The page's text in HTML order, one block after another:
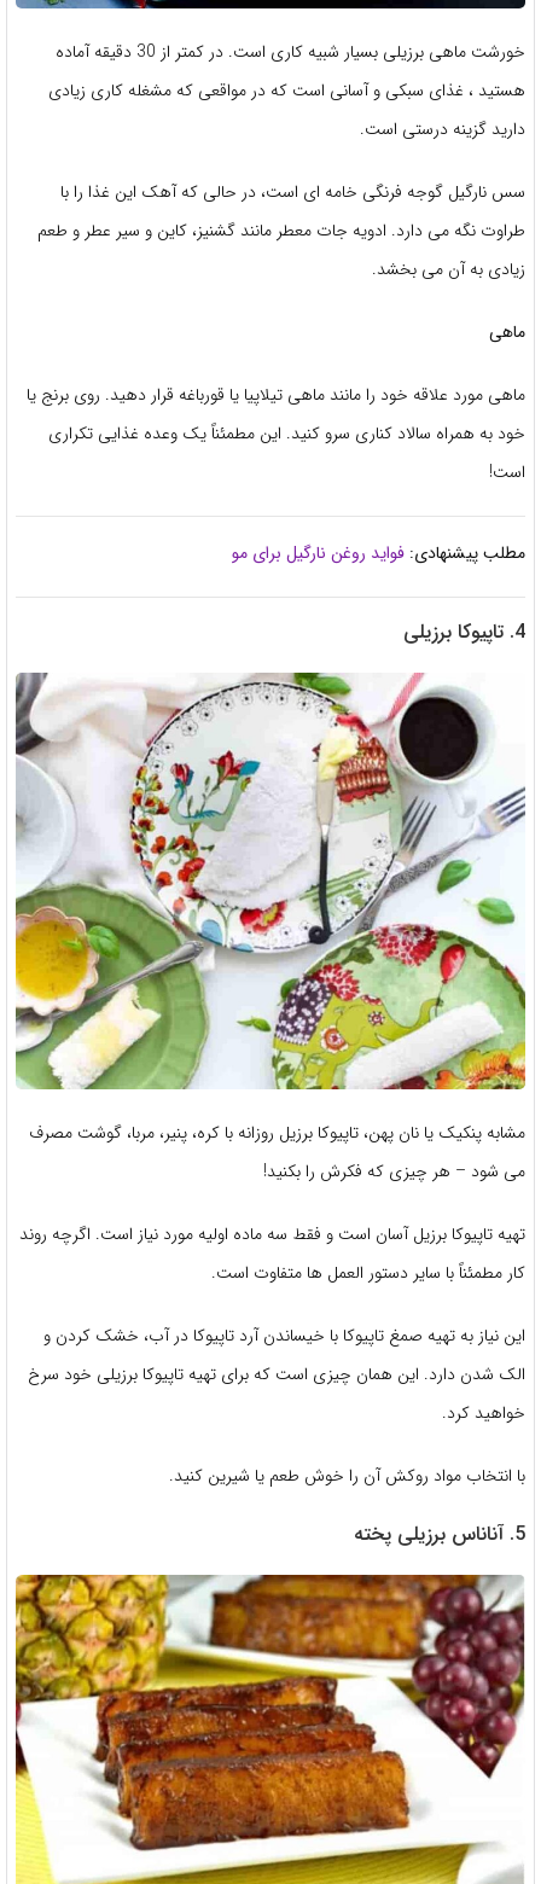
خورشت ماهی برزیلی بسیار شبیه کاری است. در کمتر از 30 دقیقه آماده
هستید ، غذای سبکی و آسانی است که در مواقعی که مشغله کاری زیادی
دارید گزینه درستی است.
سس نارگیل گوجه فرنگی خامه ای است، در حالی که آهک این غذا را با
طراوت نگه می دارد. ادویه جات معطر مانند گشنیز، کاین و سیر عطر و طعم
زیادی به آن می بخشد.
ماهی
ماهی مورد علاقه خود را مانند ماهی تیلاپیا یا قورباغه قرار دهید. روی برنج یا
خود به همراه سالاد کناری سرو کنید. این مطمئناً یک وعده غذایی تکراری
است!
مطلب پیشنهادی: فواید روغن نارگیل برای مو
4. تاپیوکا برزیلی
مشابه پنکیک یا نان پهن، تاپیوکا برزیل روزانه با کره، پنیر، مربا، گوشت مصرف
می شود – هر چیزی که فکرش را بکنید!
تهیه تاپیوکا برزیل آسان است و فقط سه ماده اولیه مورد نیاز است. اگرچه روند
کار مطمئناً با سایر دستور العمل ها متفاوت است.
این نیاز به تهیه صمغ تاپیوکا با خیساندن آرد تاپیوکا در آب، خشک کردن و
الک شدن دارد. این همان چیزی است که برای تهیه تاپیوکا برزیلی خود سرخ
خواهید کرد.
با انتخاب مواد روکش آن را خوش طعم یا شیرین کنید.
5. آناناس برزیلی پخته